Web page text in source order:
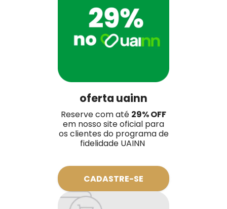
oferta uainn
Reserve com até 29% OFF
em nosso site oficial para
os clientes do programa de
fidelidade UAINN
CADASTRE-SE